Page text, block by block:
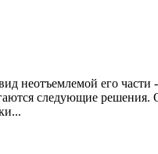
неотъемлемой его части -
следующие решения.